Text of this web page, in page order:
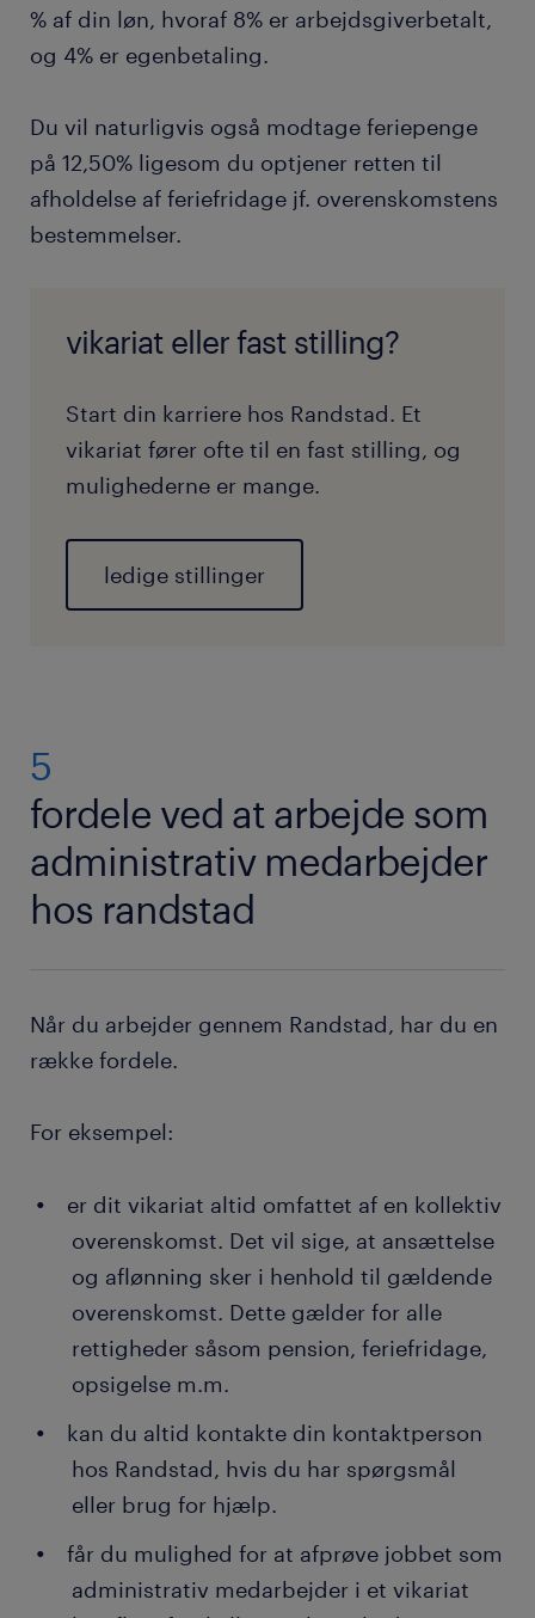
% af din løn, hvoraf 8% er arbejdsgiverbetalt,
og 4% er egenbetaling.
Du vil naturligvis også modtage feriepenge
på 12,50% ligesom du optjener retten til
afholdelse af feriefridage jf. overenskomstens
bestemmelser.
vikariat eller fast stilling?
Start din karriere hos Randstad. Et
vikariat fører ofte til en fast stilling, og
mulighederne er mange.
ledige stillinger
5
fordele ved at arbejde som
administrativ medarbejder
hos randstad
Når du arbejder gennem Randstad, har du en
række fordele.
For eksempel:
er dit vikariat altid omfattet af en kollektiv
overenskomst. Det vil sige, at ansættelse
og aflønning sker i henhold til gældende
overenskomst. Dette gælder for alle
rettigheder såsom pension, feriefridage,
opsigelse m.m.
kan du altid kontakte din kontaktperson
hos Randstad, hvis du har spørgsmål
eller brug for hjælp.
får du mulighed for at afprøve jobbet som
administrativ medarbejder i et vikariat